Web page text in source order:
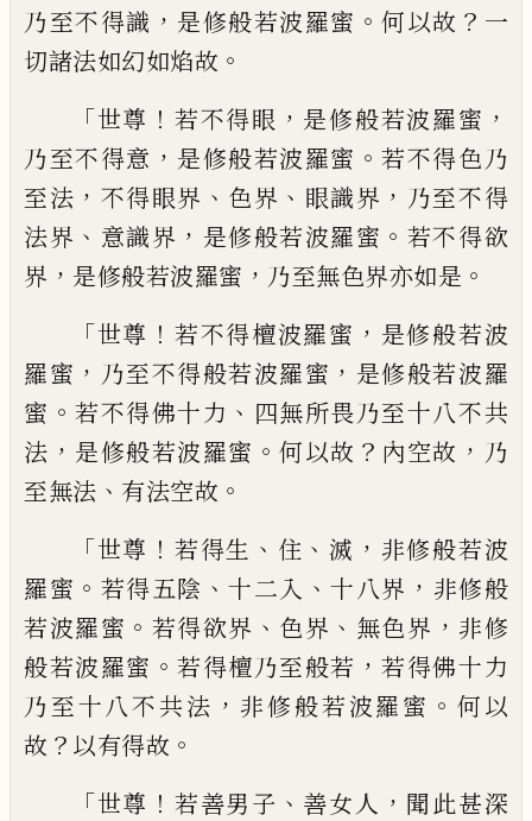
乃至不得識 ， 是修般若波羅蜜 。何以故 ？ 一
切諸法如幻如焰故 。
「世尊 ！ 若不得眼 ， 是修般若波羅蜜 ，
乃至不得意 ， 是修般若波羅蜜 。若不得色乃
至法 ， 不得眼界 、 色界 、 眼識界 ， 乃至不得
法界 、 意識界 ， 是修般若波羅蜜 。 若不得欲
界 ， 是修般若波羅蜜 ， 乃至無色界亦如是 。
「世尊 ！ 若不得檀波羅蜜 ， 是修般若波
羅蜜 ， 乃至不得般若波羅蜜 ， 是修般若波羅
蜜 。若不得佛十力 、 四無所畏乃至十八不共
法 ， 是修般若波羅蜜 。何以故 ？ 內空故 ， 乃
至無法 、 有法空故 。
「世尊 ！ 若得生 、 住 、滅 ， 非修般若波
羅蜜 。 若得五陰 、十二入 、十八界 ， 非修般
若波羅蜜 。 若得欲界 、 色界 、 無色界 ， 非修
般若波羅蜜 。若得檀乃至般若 ，若得佛十力
乃至十八不共法 ， 非修般若波羅蜜 。 何以
故 ？ 以有得故 。
「世尊 ！ 若善男子 、 善女人 ， 聞此甚深